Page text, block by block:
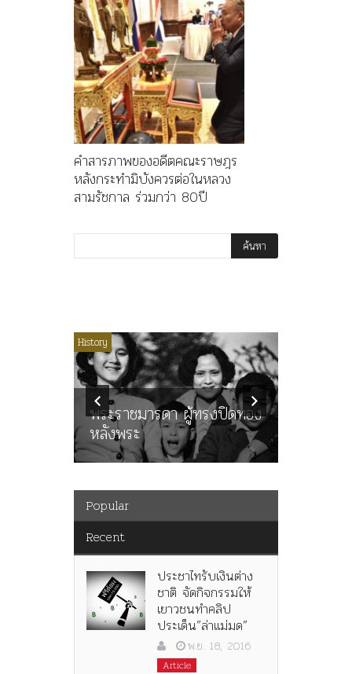
คำสารภาพของอดีตคณะราษฎร
หลังกระทำมิบังควรต่อในหลวง
สามรัชกาล ร่วมกว่า 80ปี
History
พระราชมารดา ผู้ทรงปิดทอง
หลังพระ
Popular
Recent
ประชาไทรับเงินต่าง
ชาติ จัดกิจกรรมให้
เยาวชนทำคลิป
ประเด็น”ล่าแม่มด”
พ.ย. 18, 2016
Article